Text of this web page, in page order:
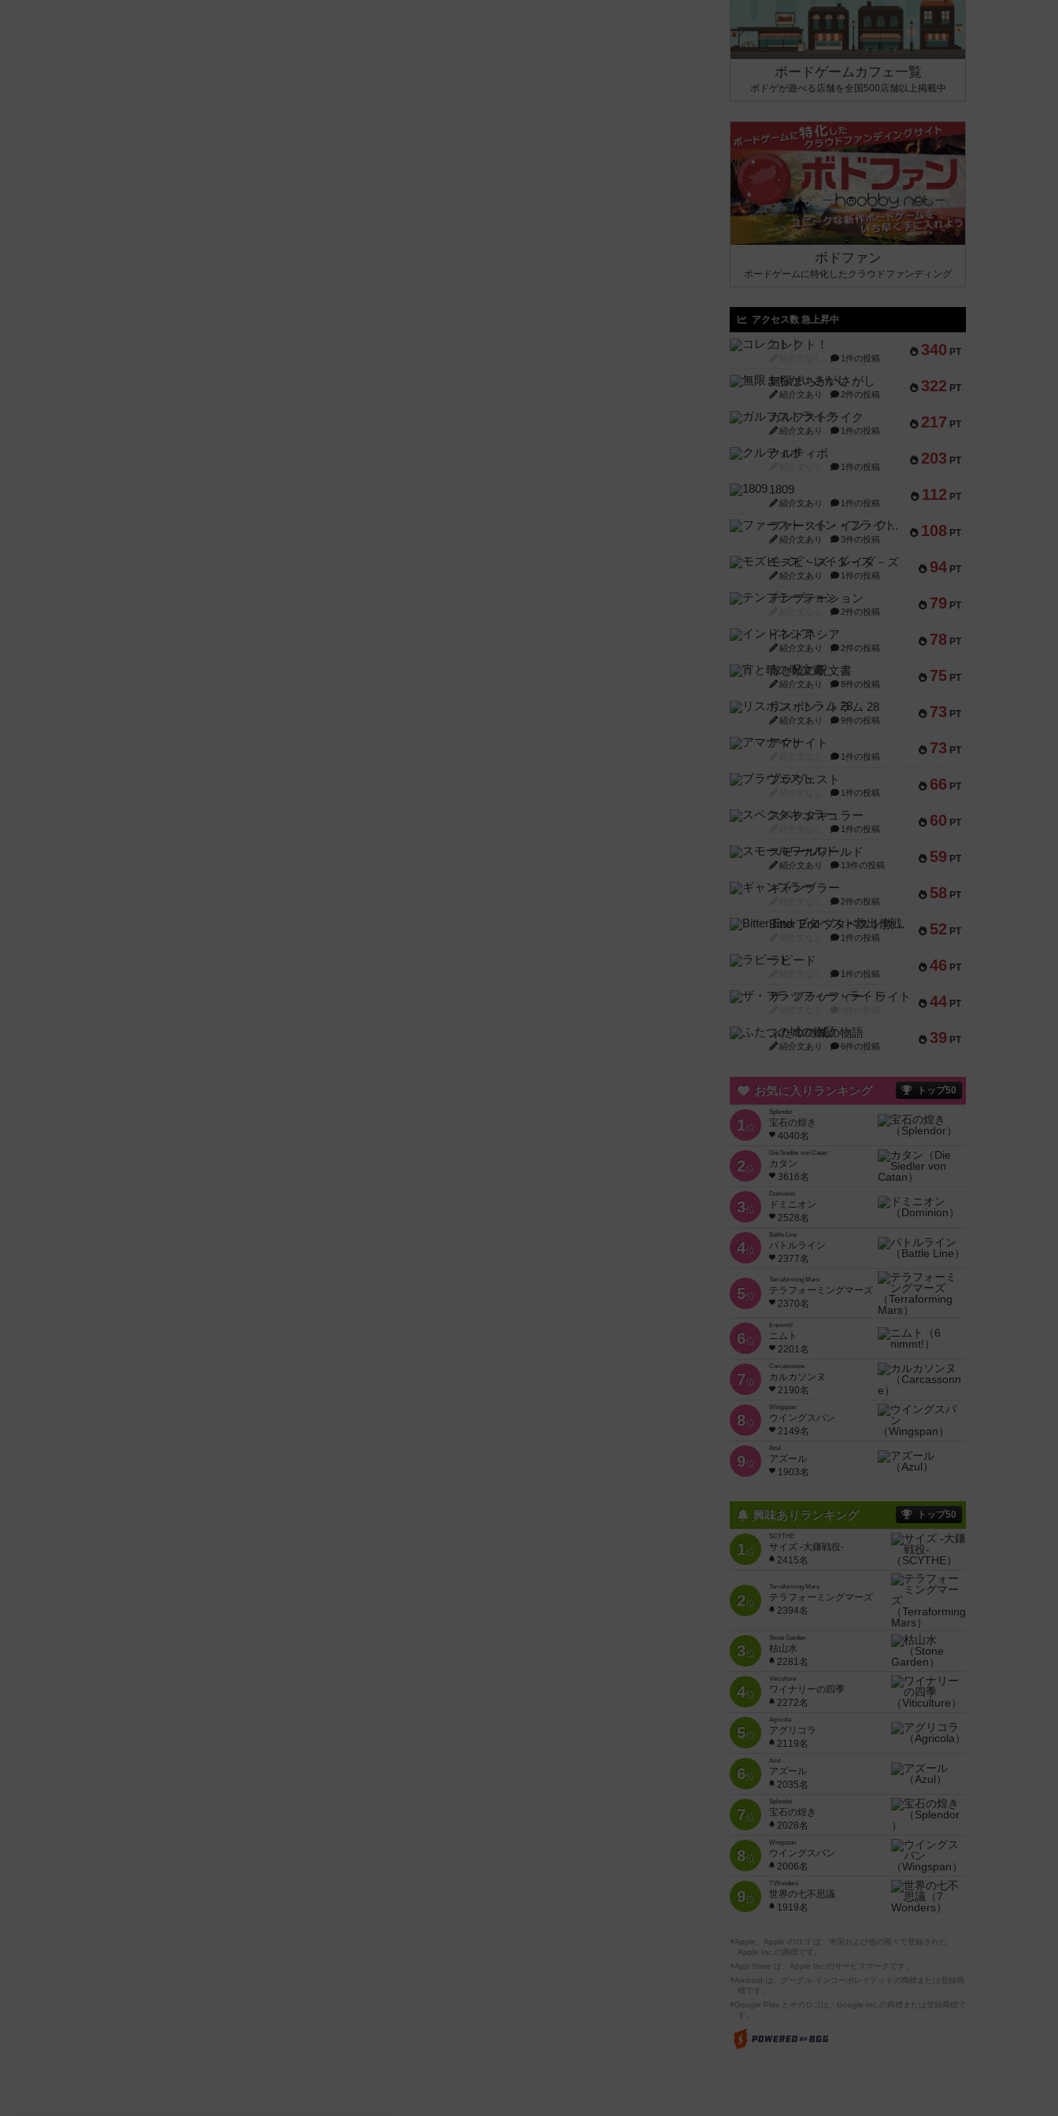
ボードゲームカフェ一覧
ボドゲが遊べる店舗を全国500店舗以上掲載中
ボドファン
ボードゲームに特化したクラウドファンディング
アクセス数 急上昇中
340 PT
コレクト！
1件の投稿
322 PT
無限まちがいさがし
紹介文あり 2件の投稿
217 PT
ガルフストライク
紹介文あり 1件の投稿
203 PT
クルティボ
1件の投稿
112 PT
1809
紹介文あり 1件の投稿
108 PT
ファースト・イン・フライト
紹介文あり 3件の投稿
94 PT
モズビ－ズ・レイダ－ズ
紹介文あり 1件の投稿
79 PT
テンプテーション
2件の投稿
78 PT
インドネシア
紹介文あり 2件の投稿
75 PT
宵と暁の呪文書
紹介文あり 8件の投稿
73 PT
リスボン・トラム 28
紹介文あり 9件の投稿
73 PT
アマナイト
1件の投稿
66 PT
ブラヴェスト
1件の投稿
60 PT
スペクタキュラー
1件の投稿
59 PT
スモールワールド
紹介文あり 13件の投稿
58 PT
ギャンブラー
2件の投稿
52 PT
Bitter End ブタペスト救出作戦
1件の投稿
46 PT
ラピード
1件の投稿
44 PT
ザ・フラッフィー・ライト
39 PT
ふたつの城の物語
紹介文あり 6件の投稿
お気に入りランキング トップ50
1位
Splendor
宝石の煌き
4040名
2位
Die Siedler von Catan
カタン
3616名
3位
Dominion
ドミニオン
2528名
4位
Battle Line
バトルライン
2377名
5位
Terraforming Mars
テラフォーミングマーズ
2370名
6位
6 nimmt!
ニムト
2201名
7位
Carcassonne
カルカソンヌ
2190名
8位
Wingspan
ウイングスパン
2149名
9位
Azul
アズール
1903名
興味ありランキング トップ50
1位
SCYTHE
サイズ -大鎌戦役-
2415名
2位
Terraforming Mars
テラフォーミングマーズ
2394名
3位
Stone Garden
枯山水
2281名
4位
Viticulture
ワイナリーの四季
2272名
5位
Agricola
アグリコラ
2119名
6位
Azul
アズール
2035名
7位
Splendor
宝石の煌き
2028名
8位
Wingspan
ウイングスパン
2006名
9位
7 Wonders
世界の七不思議
1919名
※Apple、Apple のロゴ は、米国および他の国々で登録された
Apple Inc.の商標です。
※App Store は、Apple Inc.のサービスマークです。
※Android は、グーグル インコーポレイテッドの商標または登録商
標です。
※Google Play とそのロゴは、Google Inc.の商標または登録商標で
す。